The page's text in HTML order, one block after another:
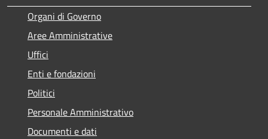
Organi di Governo
Aree Amministrative
Uffici
Enti e fondazioni
Politici
Personale Amministrativo
Documenti e dati